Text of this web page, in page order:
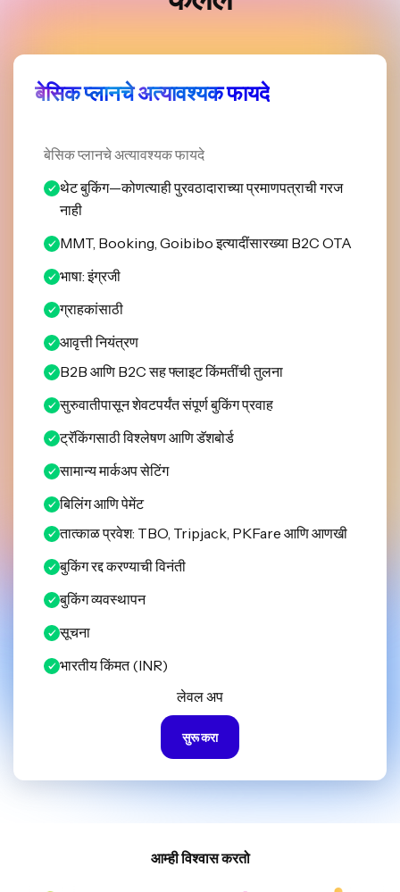
बेसिक प्लानचे अत्यावश्यक फायदे
बेसिक प्लानचे अत्यावश्यक फायदे
थेट बुकिंग—कोणत्याही पुरवठादाराच्या प्रमाणपत्राची गरज
नाही
MMT, Booking, Goibibo इत्यादींसारख्या B2C OTA
भाषा: इंग्रजी
ग्राहकांसाठी
आवृत्ती नियंत्रण
B2B आणि B2C सह फ्लाइट किंमतींची तुलना
सुरुवातीपासून शेवटपर्यंत संपूर्ण बुकिंग प्रवाह
ट्रॅकिंगसाठी विश्लेषण आणि डॅशबोर्ड
सामान्य मार्कअप सेटिंग
बिलिंग आणि पेमेंट
तात्काळ प्रवेश: TBO, Tripjack, PKFare आणि आणखी
बुकिंग रद्द करण्याची विनंती
बुकिंग व्यवस्थापन
सूचना
भारतीय किंमत (INR)
लेवल अप
सुरू करा
आम्ही विश्वास करतो